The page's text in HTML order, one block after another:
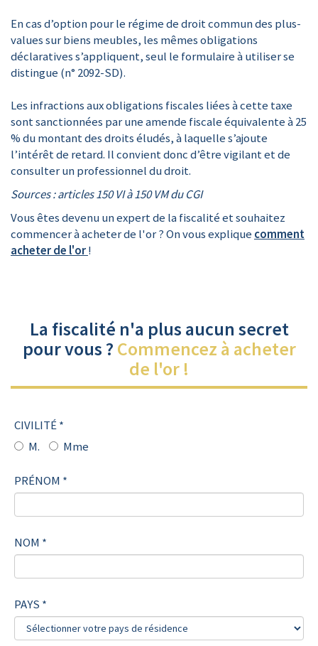
En cas d’option pour le régime de droit commun des plus-
values sur biens meubles, les mêmes obligations
déclaratives s’appliquent, seul le formulaire à utiliser se
distingue (n° 2092-SD).
Les infractions aux obligations fiscales liées à cette taxe
sont sanctionnées par une amende fiscale équivalente à 25
% du montant des droits éludés, à laquelle s’ajoute
l’intérêt de retard. Il convient donc d’être vigilant et de
consulter un professionnel du droit.
Sources : articles 150 VI à 150 VM du CGI
Vous êtes devenu un expert de la fiscalité et souhaitez
commencer à acheter de l'or ? On vous explique comment
acheter de l'or!
La fiscalité n'a plus aucun secret
pour vous ? Commencez à acheter
de l'or !
CIVILITÉ *
M.
Mme
PRÉNOM *
NOM *
PAYS *